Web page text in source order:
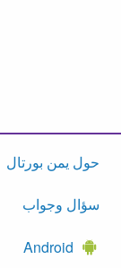
حول يمن بورتال
سؤال وجواب
Android